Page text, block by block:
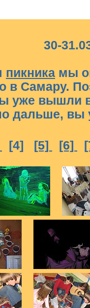
30-
пикника мы
в Самару.
уже вышли в
дальше, вы
[4] [5] [6]